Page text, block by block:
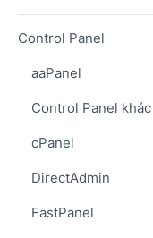
Control Panel
aaPanel
Control Panel khác
cPanel
DirectAdmin
FastPanel